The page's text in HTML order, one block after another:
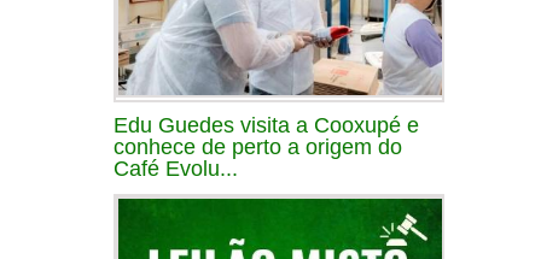
Edu Guedes visita a Cooxupé e
conhece de perto a origem do
Café Evolu...